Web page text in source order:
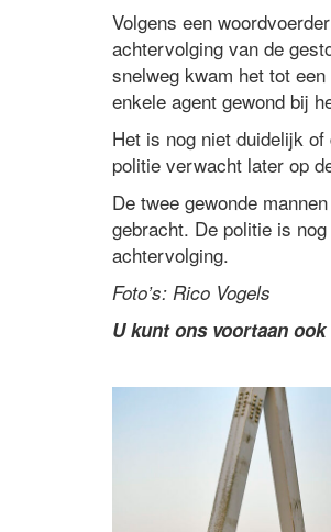
Volgens een
achtervolging van de
snelweg kwam het tot
enkele agent gewond bij
Het is nog niet duidelijk
politie verwacht later op
De twee gewonde
gebracht. De politie is
achtervolging.
Foto’s: Rico Vogels
U kunt ons voortaan